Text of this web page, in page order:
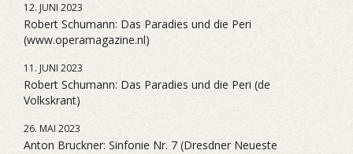
12. JUNI 2023
Robert Schumann: Das Paradies und die Peri
(www.operamagazine.nl)
11. JUNI 2023
Robert Schumann: Das Paradies und die Peri (de
Volkskrant)
26. MAI 2023
Anton Bruckner: Sinfonie Nr. 7 (Dresdner Neueste